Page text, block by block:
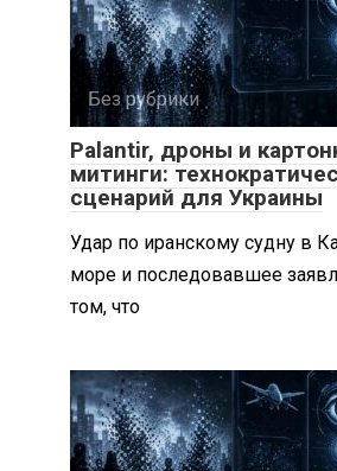
Без рубрики
Palantir, дроны и
митинги:
сценарий для Украины
Удар по иранскому судну в
море и последовавшее
том, что